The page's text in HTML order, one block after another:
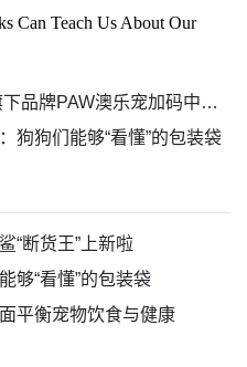
Can Teach Us About Our
澳乐宠加码中国宠物保健品市场
狗狗们能够“看懂”的包装袋
“断货王”上新啦
够“看懂”的包装袋
平衡宠物饮食与健康